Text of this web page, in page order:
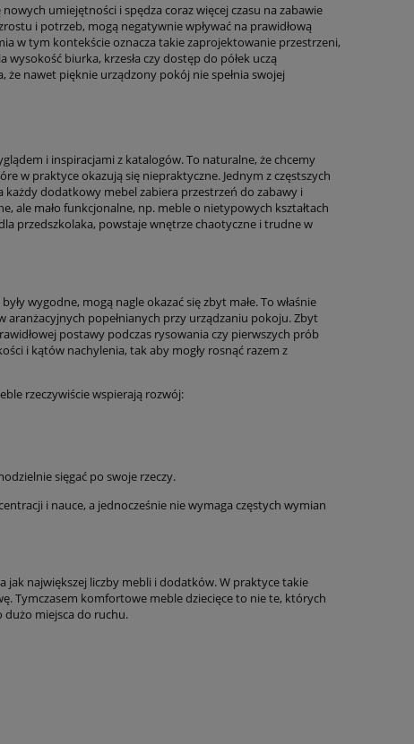
umiejętności i spędza coraz więcej czasu na zabawie
i potrzeb, mogą negatywnie wpływać na prawidłową
w tym kontekście oznacza takie zaprojektowanie przestrzeni,
biurka, krzesła czy dostęp do półek uczą
nawet pięknie urządzony pokój nie spełnia swojej
i inspiracjami z katalogów. To naturalne, że chcemy
w praktyce okazują się niepraktyczne. Jednym z częstszych
dodatkowy mebel zabiera przestrzeń do zabawy i
ale mało funkcjonalne, np. meble o nietypowych kształtach
przedszkolaka, powstaje wnętrze chaotyczne i trudne w
wygodne, mogą nagle okazać się zbyt małe. To właśnie
popełnianych przy urządzaniu pokoju. Zbyt
postawy podczas rysowania czy pierwszych prób
i kątów nachylenia, tak aby mogły rosnąć razem z
rzeczywiście wspierają rozwój:
sięgać po swoje rzeczy.
i nauce, a jednocześnie nie wymaga częstych wymian
jak największej liczby mebli i dodatków. W praktyce takie
Tymczasem komfortowe meble dziecięce to nie te, których
dużo miejsca do ruchu.